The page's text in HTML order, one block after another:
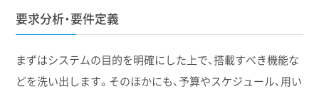
要求分析・要件定義
まずはシステムの目的を明確にした上で、搭載すべき機能な
どを洗い出します。そのほかにも、予算やスケジュール、用い